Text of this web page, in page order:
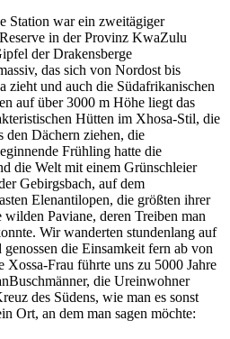
Station war ein zweitägiger
in der Provinz KwaZulu
der Drakensberge
das sich von Nordost bis
zieht und auch die Südafrikanischen
auf über 3000 m Höhe liegt das
Hütten im Xhosa-Stil, die
den Dächern ziehen, die
Frühling hatte die
die Welt mit einem Grünschleier
Gebirgsbach, auf dem
Elenantilopen, die größten ihrer
Paviane, deren Treiben man
Wir wanderten stundenlang auf
die Einsamkeit fern ab von
Xossa-Frau führte uns zu 5000 Jahre
Buschmänner, die Ureinwohner
des Südens, wie man es sonst
Ort, an dem man sagen möchte: